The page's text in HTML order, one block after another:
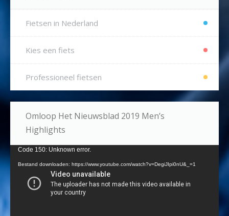
Fietsen in Nederland
Kies een fiets
Professioneel fietsen
Omloop Het Nieuwsblad 2019 Men’s
Highlights
Videospeler
Code 150: Unknown error.
Bestand downloaden: https://www.youtube.com/watch?v=DegiJIpi0nU&_=1